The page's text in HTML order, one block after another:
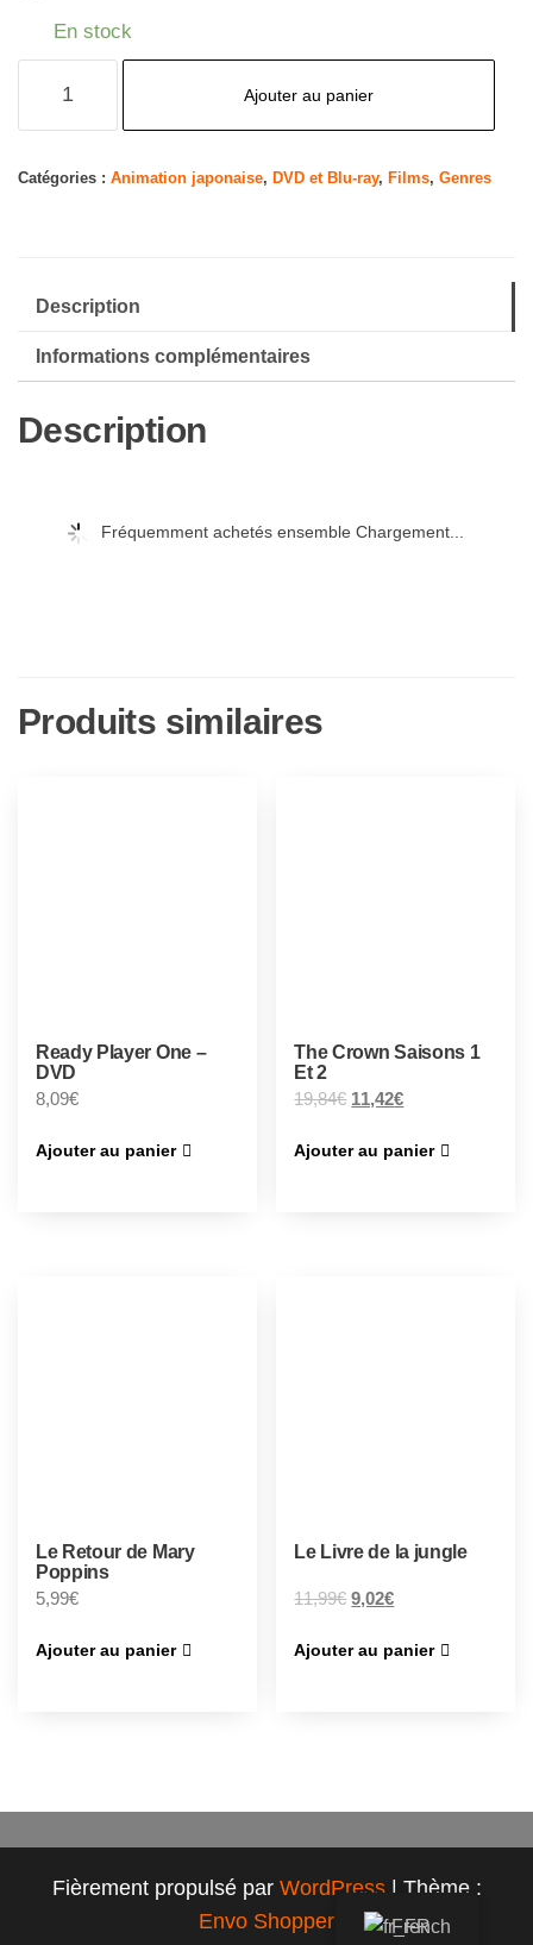
En stock
Does
Movie-
Ajouter au panier
Catégories : Animation japonaise, DVD et Blu-ray, Films, Genres
Description
Informations complémentaires
Description
Fréquemment achetés ensemble Chargement...
Produits similaires
Ready Player One –
DVD
8,09€
Ajouter au panier
The Crown Saisons 1
Et 2
19,84€ 11,42€
Ajouter au panier
Le Retour de Mary
Poppins
5,99€
Ajouter au panier
Le Livre de la jungle
11,99€ 9,02€
Ajouter au panier
Fièrement propulsé par WordPress | Thème :
Envo Shopper
French